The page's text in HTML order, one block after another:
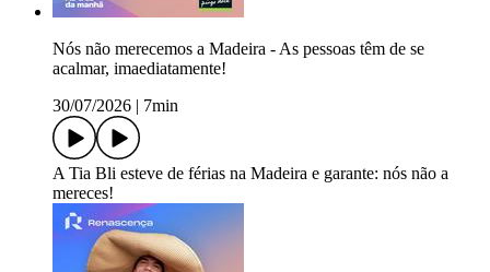
Nós não merecemos a Madeira - As pessoas têm de se
acalmar, imaediatamente!
30/07/2026
7min
A Tia Bli esteve de férias na Madeira e garante: nós não a
mereces!